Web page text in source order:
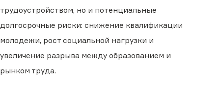
трудоустройством, но и потенциальные
долгосрочные риски: снижение квалификации
молодежи, рост социальной нагрузки и
увеличение разрыва между образованием и
рынком труда.